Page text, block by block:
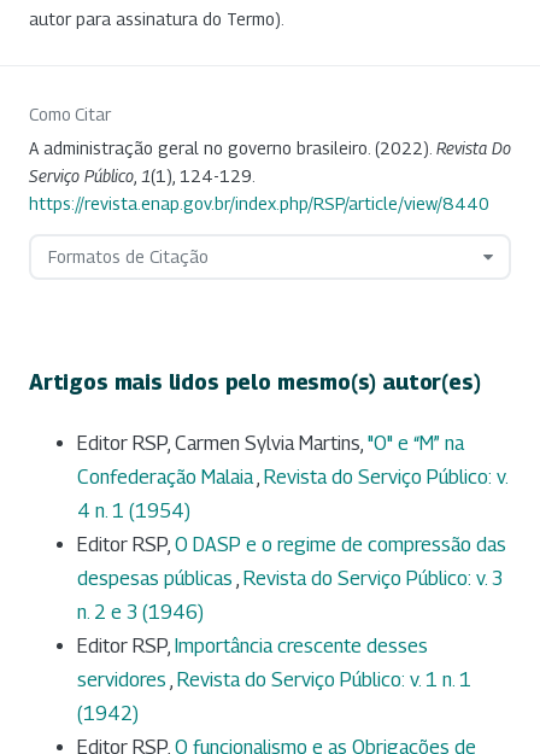
autor para assinatura do Termo).
Como Citar
A administração geral no governo brasileiro. (2022). Revista Do
Serviço Público 1(1), 124-129.
https://revista.enap.gov.br/index.php/RSP/article/view/8440
Formatos de Citação
Artigos mais lidos pelo mesmo(s) autor(es)
Editor RSP, Carmen Sylvia Martins, "O" e “M” na
Confederação Malaia, Revista do Serviço Público: v.
4 n. 1 (1954)
Editor RSP, O DASP e o regime de compressão das
despesas públicas , Revista do Serviço Público: v. 3
n. 2 e 3 (1946)
Editor RSP, Importância crescente desses
servidores , Revista do Serviço Público: v. 1 n. 1
(1942)
Editor RSP, O funcionalismo e as Obrigações de